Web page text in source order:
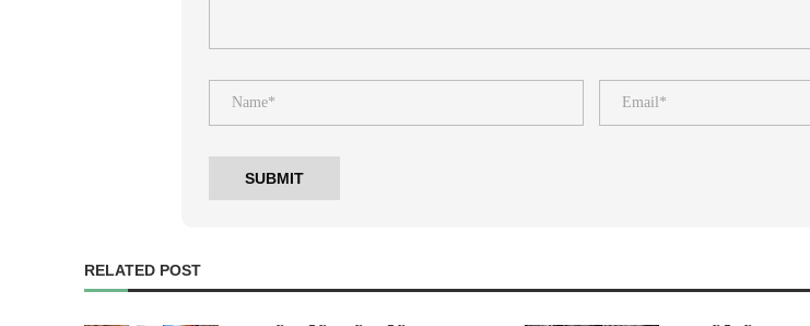
RELATED POST